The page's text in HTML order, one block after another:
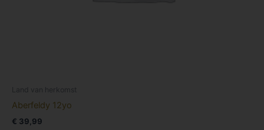
Land van herkomst
Aberfeldy 12yo
€ 39,99